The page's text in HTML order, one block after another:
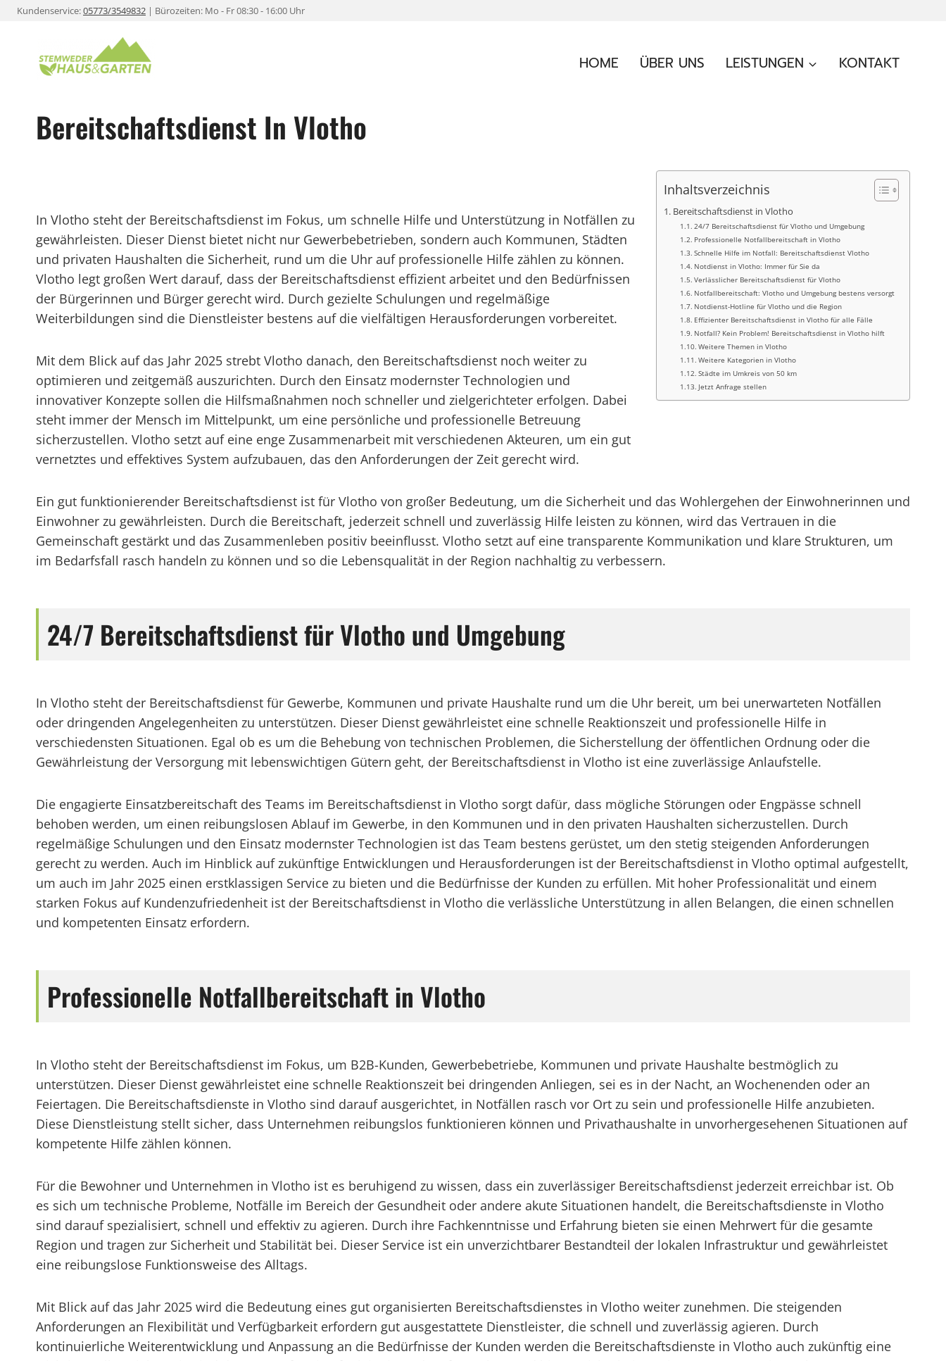
ZumKundenservice:05773/3549832 | Bürozeiten: Mo - Fr 08:30 - 16:00 Uhr
HOME ÜBER UNS LEISTUNGEN KONTAKT
Bereitschaftsdienst In Vlotho
Inhaltsverzeichnis
Bereitschaftsdienst in Vlotho
24/7 Bereitschaftsdienst für Vlotho und Umgebung
Professionelle Notfallbereitschaft in Vlotho
Schnelle Hilfe im Notfall: Bereitschaftsdienst Vlotho
Notdienst in Vlotho: Immer für Sie da
Verlässlicher Bereitschaftsdienst für Vlotho
Notfallbereitschaft: Vlotho und Umgebung bestens versorgt
Notdienst-Hotline für Vlotho und die Region
Effizienter Bereitschaftsdienst in Vlotho für alle Fälle
Notfall? Kein Problem! Bereitschaftsdienst in Vlotho hilft
Weitere Themen in Vlotho
Weitere Kategorien in Vlotho
Städte im Umkreis von 50 km
Jetzt Anfrage stellen
In Vlotho steht der Bereitschaftsdienst im Fokus, um schnelle Hilfe und Unterstützung in Notfällen zu
gewährleisten. Dieser Dienst bietet nicht nur Gewerbebetrieben, sondern auch Kommunen, Städten
und privaten Haushalten die Sicherheit, rund um die Uhr auf professionelle Hilfe zählen zu können.
Vlotho legt großen Wert darauf, dass der Bereitschaftsdienst effizient arbeitet und den Bedürfnissen
der Bürgerinnen und Bürger gerecht wird. Durch gezielte Schulungen und regelmäßige
Weiterbildungen sind die Dienstleister bestens auf die vielfältigen Herausforderungen vorbereitet.
Mit dem Blick auf das Jahr 2025 strebt Vlotho danach, den Bereitschaftsdienst noch weiter zu
optimieren und zeitgemäß auszurichten. Durch den Einsatz modernster Technologien und
innovativer Konzepte sollen die Hilfsmaßnahmen noch schneller und zielgerichteter erfolgen. Dabei
steht immer der Mensch im Mittelpunkt, um eine persönliche und professionelle Betreuung
sicherzustellen. Vlotho setzt auf eine enge Zusammenarbeit mit verschiedenen Akteuren, um ein gut
vernetztes und effektives System aufzubauen, das den Anforderungen der Zeit gerecht wird.
Ein gut funktionierender Bereitschaftsdienst ist für Vlotho von großer Bedeutung, um die Sicherheit und das Wohlergehen der Einwohnerinnen und
Einwohner zu gewährleisten. Durch die Bereitschaft, jederzeit schnell und zuverlässig Hilfe leisten zu können, wird das Vertrauen in die
Gemeinschaft gestärkt und das Zusammenleben positiv beeinflusst. Vlotho setzt auf eine transparente Kommunikation und klare Strukturen, um
im Bedarfsfall rasch handeln zu können und so die Lebensqualität in der Region nachhaltig zu verbessern.
24/7 Bereitschaftsdienst für Vlotho und Umgebung
In Vlotho steht der Bereitschaftsdienst für Gewerbe, Kommunen und private Haushalte rund um die Uhr bereit, um bei unerwarteten Notfällen
oder dringenden Angelegenheiten zu unterstützen. Dieser Dienst gewährleistet eine schnelle Reaktionszeit und professionelle Hilfe in
verschiedensten Situationen. Egal ob es um die Behebung von technischen Problemen, die Sicherstellung der öffentlichen Ordnung oder die
Gewährleistung der Versorgung mit lebenswichtigen Gütern geht, der Bereitschaftsdienst in Vlotho ist eine zuverlässige Anlaufstelle.
Die engagierte Einsatzbereitschaft des Teams im Bereitschaftsdienst in Vlotho sorgt dafür, dass mögliche Störungen oder Engpässe schnell
behoben werden, um einen reibungslosen Ablauf im Gewerbe, in den Kommunen und in den privaten Haushalten sicherzustellen. Durch
regelmäßige Schulungen und den Einsatz modernster Technologien ist das Team bestens gerüstet, um den stetig steigenden Anforderungen
gerecht zu werden. Auch im Hinblick auf zukünftige Entwicklungen und Herausforderungen ist der Bereitschaftsdienst in Vlotho optimal aufgestellt,
um auch im Jahr 2025 einen erstklassigen Service zu bieten und die Bedürfnisse der Kunden zu erfüllen. Mit hoher Professionalität und einem
starken Fokus auf Kundenzufriedenheit ist der Bereitschaftsdienst in Vlotho die verlässliche Unterstützung in allen Belangen, die einen schnellen
und kompetenten Einsatz erfordern.
Professionelle Notfallbereitschaft in Vlotho
In Vlotho steht der Bereitschaftsdienst im Fokus, um B2B-Kunden, Gewerbebetriebe, Kommunen und private Haushalte bestmöglich zu
unterstützen. Dieser Dienst gewährleistet eine schnelle Reaktionszeit bei dringenden Anliegen, sei es in der Nacht, an Wochenenden oder an
Feiertagen. Die Bereitschaftsdienste in Vlotho sind darauf ausgerichtet, in Notfällen rasch vor Ort zu sein und professionelle Hilfe anzubieten.
Diese Dienstleistung stellt sicher, dass Unternehmen reibungslos funktionieren können und Privathaushalte in unvorhergesehenen Situationen auf
kompetente Hilfe zählen können.
Für die Bewohner und Unternehmen in Vlotho ist es beruhigend zu wissen, dass ein zuverlässiger Bereitschaftsdienst jederzeit erreichbar ist. Ob
es sich um technische Probleme, Notfälle im Bereich der Gesundheit oder andere akute Situationen handelt, die Bereitschaftsdienste in Vlotho
sind darauf spezialisiert, schnell und effektiv zu agieren. Durch ihre Fachkenntnisse und Erfahrung bieten sie einen Mehrwert für die gesamte
Region und tragen zur Sicherheit und Stabilität bei. Dieser Service ist ein unverzichtbarer Bestandteil der lokalen Infrastruktur und gewährleistet
eine reibungslose Funktionsweise des Alltags.
Mit Blick auf das Jahr 2025 wird die Bedeutung eines gut organisierten Bereitschaftsdienstes in Vlotho weiter zunehmen. Die steigenden
Anforderungen an Flexibilität und Verfügbarkeit erfordern gut ausgestattete Dienstleister, die schnell und zuverlässig agieren. Durch
kontinuierliche Weiterentwicklung und Anpassung an die Bedürfnisse der Kunden werden die Bereitschaftsdienste in Vlotho auch zukünftig eine